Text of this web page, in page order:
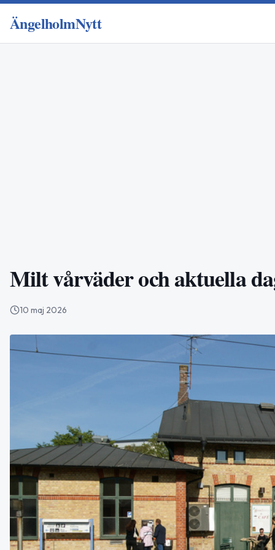
ÄngelholmNytt
Milt vårväder och aktuella
10 maj 2026